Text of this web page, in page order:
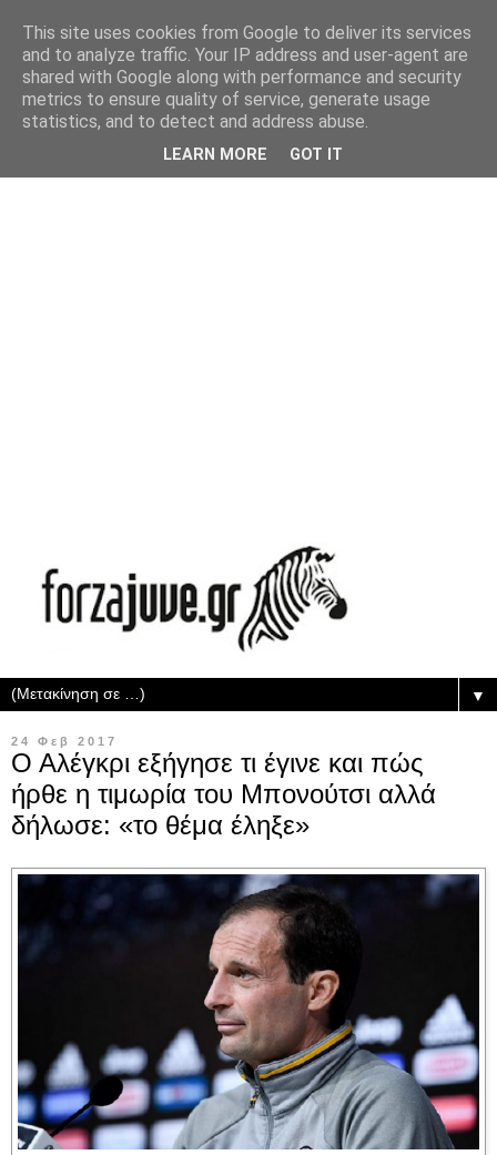
▼
24 Φεβ 2017
Ο Αλέγκρι εξήγησε τι έγινε και πώς
ήρθε η τιμωρία του Μπονούτσι αλλά
δήλωσε: «το θέμα έληξε»
This site uses cookies from Google to deliver its services
and to analyze traffic. Your IP address and user-agent are
shared with Google along with performance and security
metrics to ensure quality of service, generate usage
statistics, and to detect and address abuse.
LEARN MORE GOT IT